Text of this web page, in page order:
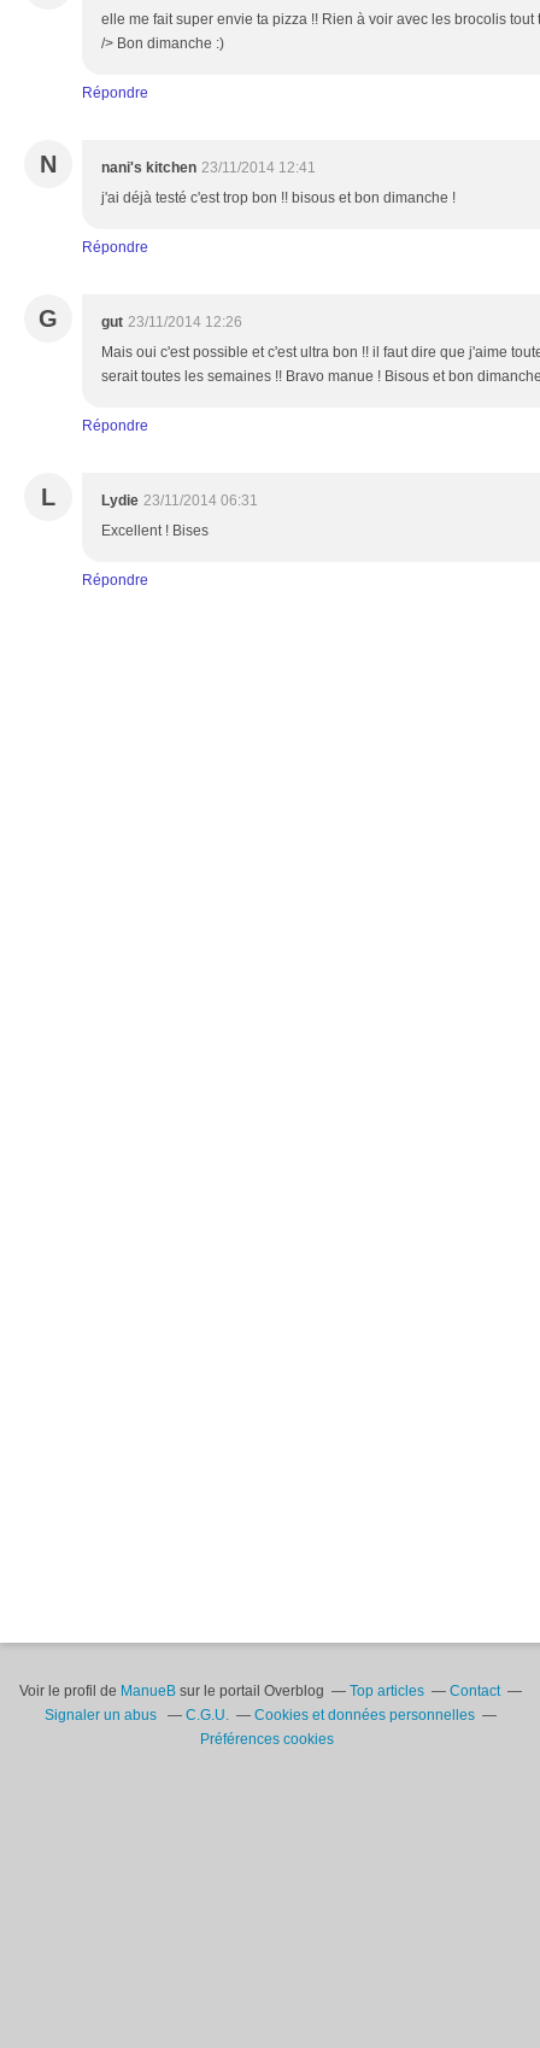
elle me fait super envie ta pizza !! Rien à voir avec les brocolis
/> Bon dimanche :)
Répondre
N nani's kitchen 23/11/2014 12:41
j'ai déjà testé c'est trop bon !! bisous et bon dimanche !
Répondre
G gut 23/11/2014 12:26
Mais oui c'est possible et c'est ultra bon !! il faut dire que j'aime
serait toutes les semaines !! Bravo manue ! Bisous et bon
Répondre
L Lydie 23/11/2014 06:31
Excellent ! Bises
Répondre
Voir le profil de ManueBsur le portail Overblog Top articles
Contact
Signaler un abus
C.G.U.
Cookies et données personnelles
Préférences cookies